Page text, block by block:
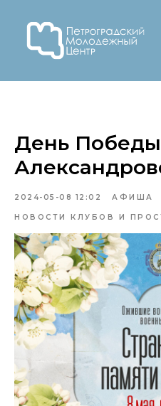
День
2024-05-08 12:02 АФИША
НОВОСТИ КЛУБОВ И